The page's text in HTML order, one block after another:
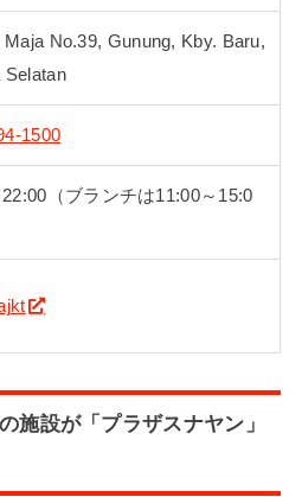
No.39, Gunung, Kby. Baru,
Selatan
1500
（ブランチは11:00～15:0
施設が「プラザスナヤン」